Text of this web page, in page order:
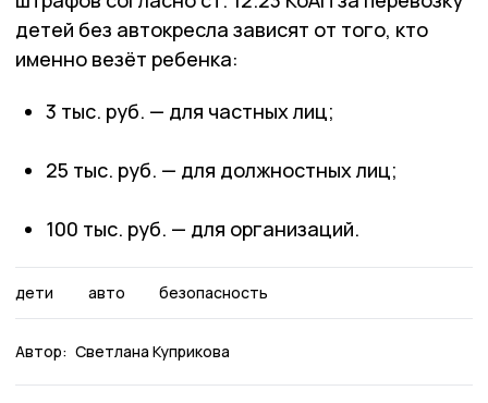
детей без автокресла зависят от того, кто
именно везёт ребенка:
3 тыс. руб. — для частных лиц;
25 тыс. руб. — для должностных лиц;
100 тыс. руб. — для организаций.
дети авто безопасность
Автор: Светлана Куприкова